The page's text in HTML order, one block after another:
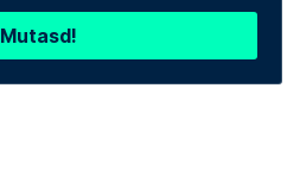
Mutasd!